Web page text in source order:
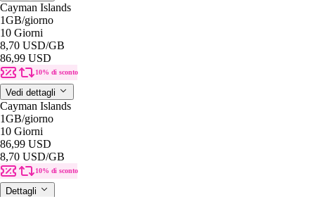
Cayman Islands
1GB/giorno
10 Giorni
8,70 USD/GB
86,99 USD
10% di sconto
Vedi dettagli
Cayman Islands
1GB/giorno
10 Giorni
86,99 USD
8,70 USD/GB
10% di sconto
Dettagli